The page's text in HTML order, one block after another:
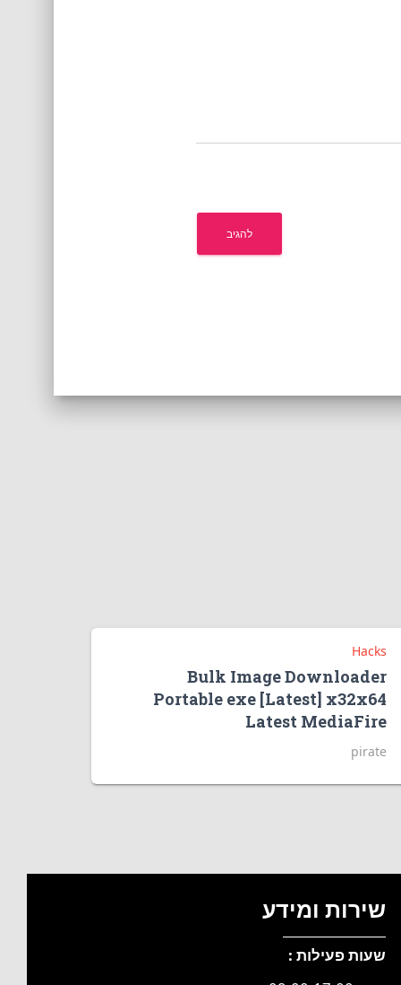
Hacks
Bulk Image Downloader
Portable exe [Latest] x32x64
Latest MediaFire
pirate
שירות ומידע
שעות פעילות :